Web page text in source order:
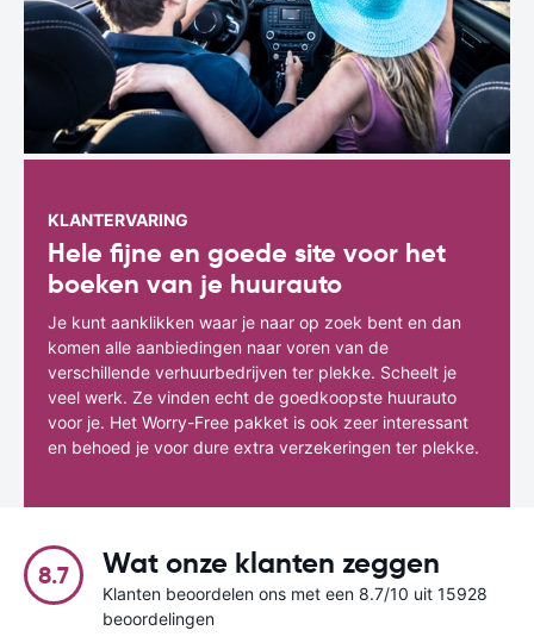
KLANTERVARING
Hele fijne en goede site voor het
boeken van je huurauto
Je kunt aanklikken waar je naar op zoek bent en dan
komen alle aanbiedingen naar voren van de
verschillende verhuurbedrijven ter plekke. Scheelt je
veel werk. Ze vinden echt de goedkoopste huurauto
voor je. Het Worry-Free pakket is ook zeer interessant
en behoed je voor dure extra verzekeringen ter plekke.
8.7 Wat onze klanten zeggen
Klanten beoordelen ons met een 8.7/10 uit 15928
beoordelingen